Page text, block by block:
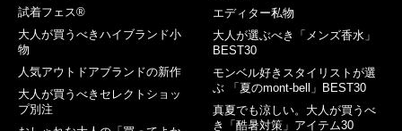
試着フェス®︎
大人が買うべきハイブランド小
物
人気アウトドアブランドの新作
大人が買うべきセレクトショッ
プ別注
エディター私物
大人が選ぶべき「メンズ香水」
BEST30
モンベル好きスタイリストが選
ぶ 「夏のmont-bell」BEST30
真夏でも涼しい。大人が買うべ
き「酷暑対策」アイテム30